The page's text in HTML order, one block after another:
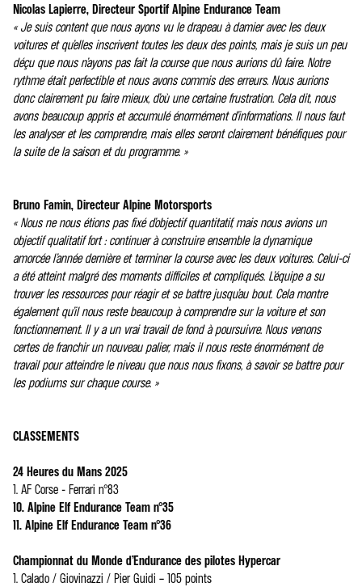
Nicolas Lapierre, Directeur Sportif Alpine Endurance Team
« Je suis content que nous ayons vu le drapeau à damier avec les deux
voitures et qu’elles inscrivent toutes les deux des points, mais je suis un peu
déçu que nous n’ayons pas fait la course que nous aurions dû faire. Notre
rythme était perfectible et nous avons commis des erreurs. Nous aurions
donc clairement pu faire mieux, d’où une certaine frustration. Cela dit, nous
avons beaucoup appris et accumulé énormément d’informations. Il nous faut
les analyser et les comprendre, mais elles seront clairement bénéfiques pour
la suite de la saison et du programme. »
Bruno Famin, Directeur Alpine Motorsports
« Nous ne nous étions pas fixé d’objectif quantitatif, mais nous avions un
objectif qualitatif fort : continuer à construire ensemble la dynamique
amorcée l’année dernière et terminer la course avec les deux voitures. Celui-ci
a été atteint malgré des moments difficiles et compliqués. L’équipe a su
trouver les ressources pour réagir et se battre jusqu’au bout. Cela montre
également qu’il nous reste beaucoup à comprendre sur la voiture et son
fonctionnement. Il y a un vrai travail de fond à poursuivre. Nous venons
certes de franchir un nouveau palier, mais il nous reste énormément de
travail pour atteindre le niveau que nous nous fixons, à savoir se battre pour
les podiums sur chaque course. »
CLASSEMENTS
24 Heures du Mans 2025
1. AF Corse - Ferrari n°83
10. Alpine Elf Endurance Team n°35
11. Alpine Elf Endurance Team n°36
Championnat du Monde d’Endurance des pilotes Hypercar
1. Calado / Giovinazzi / Pier Guidi – 105 points